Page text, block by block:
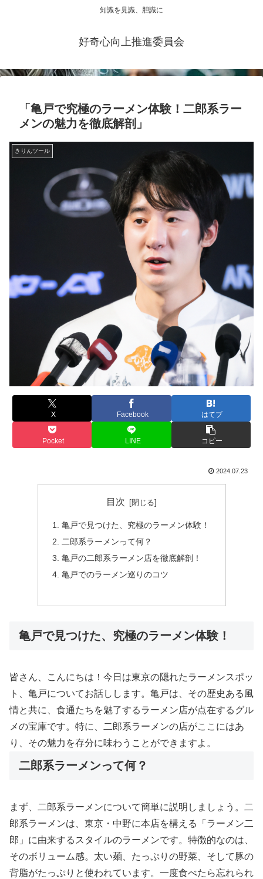
知識を見識、胆識に
好奇心向上推進委員会
「亀戸で究極のラーメン体験！二郎系ラー
メンの魅力を徹底解剖」
きりんツール
X Facebook はてブ
Pocket LINE コピー
2024.07.23
目次
亀戸で見つけた、究極のラーメン体験！
二郎系ラーメンって何？
亀戸の二郎系ラーメン店を徹底解剖！
亀戸でのラーメン巡りのコツ
亀戸で見つけた、究極のラーメン体験！
皆さん、こんにちは！今日は東京の隠れたラーメンスポッ
ト、亀戸についてお話しします。亀戸は、その歴史ある風
情と共に、食通たちを魅了するラーメン店が点在するグル
メの宝庫です。特に、二郎系ラーメンの店がここにはあ
り、その魅力を存分に味わうことができますよ。
二郎系ラーメンって何？
まず、二郎系ラーメンについて簡単に説明しましょう。二
郎系ラーメンは、東京・中野に本店を構える「ラーメン二
郎」に由来するスタイルのラーメンです。特徴的なのは、
そのボリューム感。太い麺、たっぷりの野菜、そして豚の
背脂がたっぷりと使われています。一度食べたら忘れられ